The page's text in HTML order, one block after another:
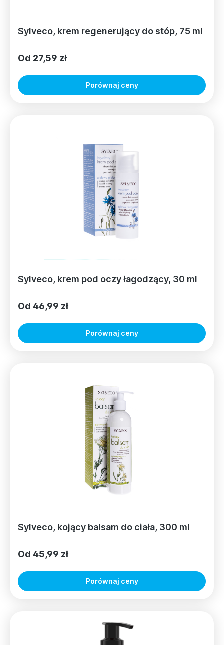
Sylveco, krem regenerujący do stóp, 75 ml
Od 27,59 zł
Porównaj ceny
Sylveco, krem pod oczy łagodzący, 30 ml
Od 46,99 zł
Porównaj ceny
Sylveco, kojący balsam do ciała, 300 ml
Od 45,99 zł
Porównaj ceny